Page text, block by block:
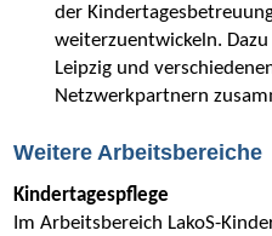
der
weiterzuentwickeln.
Leipzig und
Netzwerkpartnern
Weitere Arbeitsbereiche
Kindertagespflege
Im Arbeitsbereich LakoS-